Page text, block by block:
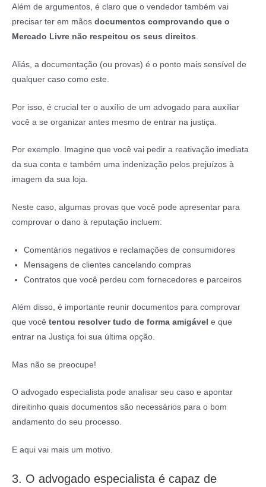
Além de argumentos, é claro que o vendedor também vai
precisar ter em mãos documentos comprovando que o
Mercado Livre não respeitou os seus direitos
Aliás, a documentação (ou provas) é o ponto mais sensível de
qualquer caso como este.
Por isso, é crucial ter o auxílio de um advogado para auxiliar
você a se organizar antes mesmo de entrar na justiça.
Por exemplo. Imagine que você vai pedir a reativação imediata
da sua conta e também uma indenização pelos prejuízos à
imagem da sua loja.
Neste caso, algumas provas que você pode apresentar para
comprovar o dano à reputação incluem:
Comentários negativos e reclamações de consumidores
Mensagens de clientes cancelando compras
Contratos que você perdeu com fornecedores e parceiros
Além disso, é importante reunir documentos para comprovar
que você tentou resolver tudo de forma amigável e que
entrar na Justiça foi sua última opção.
Mas não se preocupe!
O advogado especialista pode analisar seu caso e apontar
direitinho quais documentos são necessários para o bom
andamento do seu processo.
E aqui vai mais um motivo.
3. O advogado especialista é capaz de